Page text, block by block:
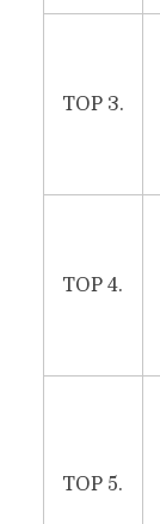
TOP 3.
TOP 4.
TOP 5.